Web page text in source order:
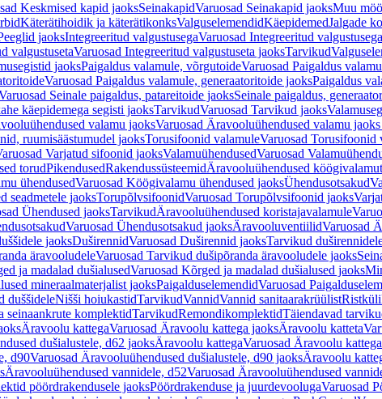
Keskmised kapid jaoksSeinakapidVaruosad Seinakapid jaoksMuu
Käterätihoidik ja käterätikonksValguselemendidKäepidemedJalgade
jaoksIntegreeritud valgustusegaVaruosad Integreeritud
valgustusetaVaruosad Integreeritud valgustuseta jaoksTarvikud
jaoksPaigaldus valamule, võrgutoideVaruosad Paigaldus
Varuosad Paigaldus valamule, generaatoritoide jaoksPaigaldus
Seinale paigaldus, patareitoide jaoksSeinale paigaldus,
käepidemega segisti jaoksTarvikudVaruosad Tarvikud jaoks
valamu jaoksVaruosad Äravooluühendused valamu
ruumisäästumudel jaoksTorusifoonid valamuleVaruosad Torusifoonid
Varjatud sifoonid jaoksValamuühendusedVaruosad
torudPikendusedRakendussüsteemidÄravooluühendused
ühendusedVaruosad Köögivalamu ühendused jaoksÜhendusotsakud
seadmetele jaoksTorupõlvsifoonidVaruosad Torupõlvsifoonid jaoks
Ühendused jaoksTarvikudÄravooluühendused koristajavalamule
Varuosad Ühendusotsakud jaoksÄravooluventiilidVaruosad
jaoksDuširennidVaruosad Duširennid jaoksTarvikud
äravooludeleVaruosad Tarvikud dušipõranda äravooludele jaoks
ja madalad dušialusedVaruosad Kõrged ja madalad dušialused jaoks
mineraalmaterjalist jaoksPaigalduselemendidVaruosad
duššideleNišši hoiukastidTarvikudVannidVannid sanitaarakrüülist
seinaankrute komplektidTarvikudRemondikomplektidTäiendavad
Äravoolu kattegaVaruosad Äravoolu kattega jaoksÄravoolu katteta
dušialustele, d62 jaoksÄravoolu kattegaVaruosad Äravoolu
d90Varuosad Äravooluühendused dušialustele, d90 jaoksÄravoolu
Äravooluühendused vannidele, d52Varuosad Äravooluühendused
pöördrakendusele jaoksPöördrakenduse ja juurdevoolugaVaruosad